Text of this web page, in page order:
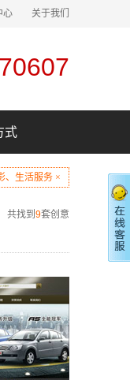
心 关于我们
式
、生活服务 ×
共找到 9套创意